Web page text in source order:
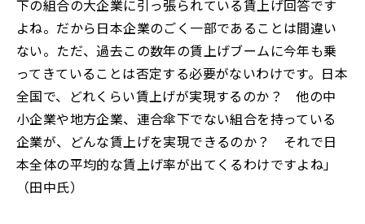
下の組合の大企業に引っ張られている賃上げ回答です
よね。だから日本企業のごく一部であることは間違い
ない。ただ、過去この数年の賃上げブームに今年も乗
ってきていることは否定する必要がないわけです。日本
全国で、 どれくらい賃上げが実現するのか？ 他の中
小企業や地方企業、 連合傘下でない組合を持っている
企業が、どんな賃上げを実現できるのか？ それで日
本全体の平均的な賃上げ率が出てくるわけですよね」
（田中氏）